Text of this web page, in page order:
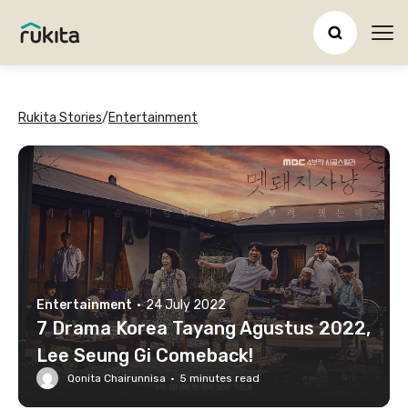
Rukita Stories/Entertainment
Entertainment · 24 July 2022
7 Drama Korea Tayang Agustus 2022,
Lee Seung Gi Comeback!
Qonita Chairunnisa · 5 minutes read